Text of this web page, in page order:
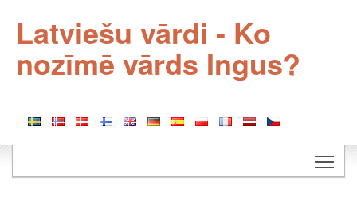
Latviešu vārdi - Ko
nozīmē vārds Ingus?